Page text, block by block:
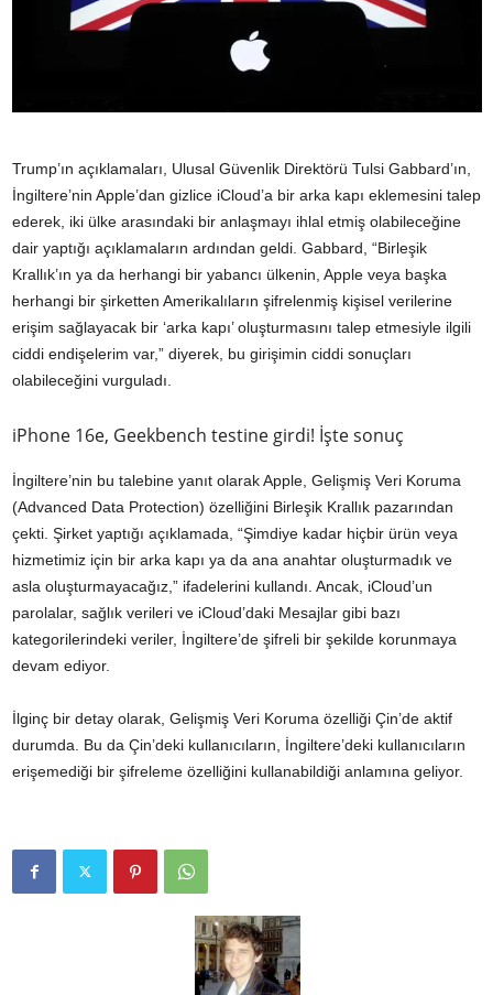
Trump’ın açıklamaları, Ulusal Güvenlik Direktörü Tulsi Gabbard’ın,
İngiltere’nin Apple’dan gizlice iCloud’a bir arka kapı eklemesini talep
ederek, iki ülke arasındaki bir anlaşmayı ihlal etmiş olabileceğine
dair yaptığı açıklamaların ardından geldi. Gabbard, “Birleşik
Krallık’ın ya da herhangi bir yabancı ülkenin, Apple veya başka
herhangi bir şirketten Amerikalıların şifrelenmiş kişisel verilerine
erişim sağlayacak bir ‘arka kapı’ oluşturmasını talep etmesiyle ilgili
ciddi endişelerim var,” diyerek, bu girişimin ciddi sonuçları
olabileceğini vurguladı.
iPhone 16e, Geekbench testine girdi! İşte sonuç
İngiltere’nin bu talebine yanıt olarak Apple, Gelişmiş Veri Koruma
(Advanced Data Protection) özelliğini Birleşik Krallık pazarından
çekti. Şirket yaptığı açıklamada, “Şimdiye kadar hiçbir ürün veya
hizmetimiz için bir arka kapı ya da ana anahtar oluşturmadık ve
asla oluşturmayacağız,” ifadelerini kullandı. Ancak, iCloud’un
parolalar, sağlık verileri ve iCloud’daki Mesajlar gibi bazı
kategorilerindeki veriler, İngiltere’de şifreli bir şekilde korunmaya
devam ediyor.
İlginç bir detay olarak, Gelişmiş Veri Koruma özelliği Çin’de aktif
durumda. Bu da Çin’deki kullanıcıların, İngiltere’deki kullanıcıların
erişemediği bir şifreleme özelliğini kullanabildiği anlamına geliyor.